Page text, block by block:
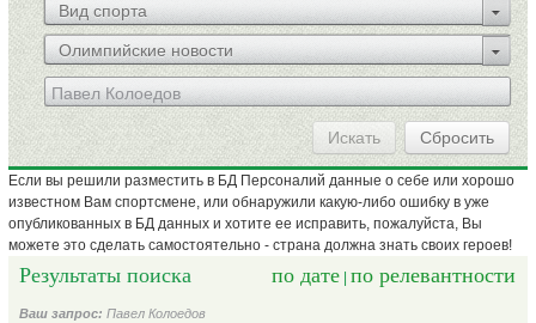
Вид спорта
Олимпийские новости
Искать Сбросить
Если вы решили разместить в БД Персоналий данные о себе или хорошо
известном Вам спортсмене, или обнаружили какую-либо ошибку в уже
опубликованных в БД данных и хотите ее исправить, пожалуйста, Вы
можете это сделать самостоятельно - страна должна знать своих героев!
Результаты поиска по дате по релевантности
Ваш запрос: Павел Колоедов